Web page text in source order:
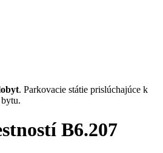
. Parkovacie státie prislúchajúce k
B6.207